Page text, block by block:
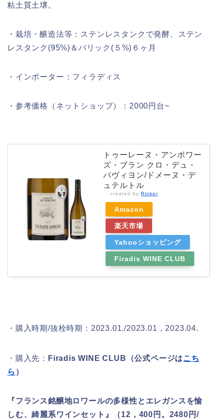
粘土質土壌。
・栽培・醸造法等：ステンレスタンクで発酵、ステン
レスタンク(95%)＆バリック(５%)６ヶ月
・インポーター：フィラディス
・参考価格（ネットショップ）：2000円台~
トゥーレーヌ・アンボワー
ズ・ブラン クロ・デュ・
パヴィヨン/ドメーヌ・デ
ュテルトル
created by Rinker
Amazon
楽天市場
Yahooショッピング
Firadis WINE CLUB
・購入時期/抜栓時期：2023.01./2023.01，2023.04.
・購入先： Firadis WINE CLUB （公式ページは こち
ら ）
『フランス銘醸地ロワールの多様性とエレガンスを愉
しむ、綺麗系ワインセット』（12，400円。2480円/